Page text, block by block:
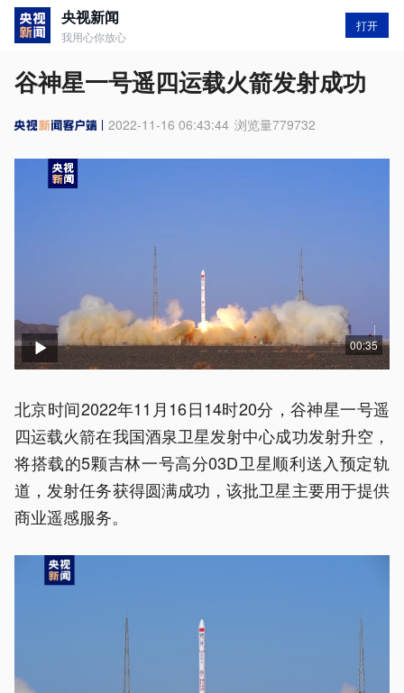
央视新闻
我用心你放心
打开
谷神星一号遥四运载火箭发射成功
2022-11-16 06:43:44 浏览量779732
00:35
北京时间2022年11月16日14时20分，谷神星一号遥
四运载火箭在我国酒泉卫星发射中心成功发射升空，
将搭载的5颗吉林一号高分03D卫星顺利送入预定轨
道，发射任务获得圆满成功，该批卫星主要用于提供
商业遥感服务。